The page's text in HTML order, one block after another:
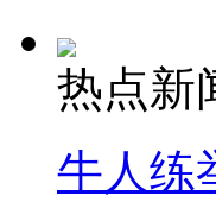
热点新
牛人练